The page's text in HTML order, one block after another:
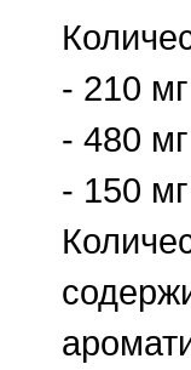
- 210
- 480
- 150